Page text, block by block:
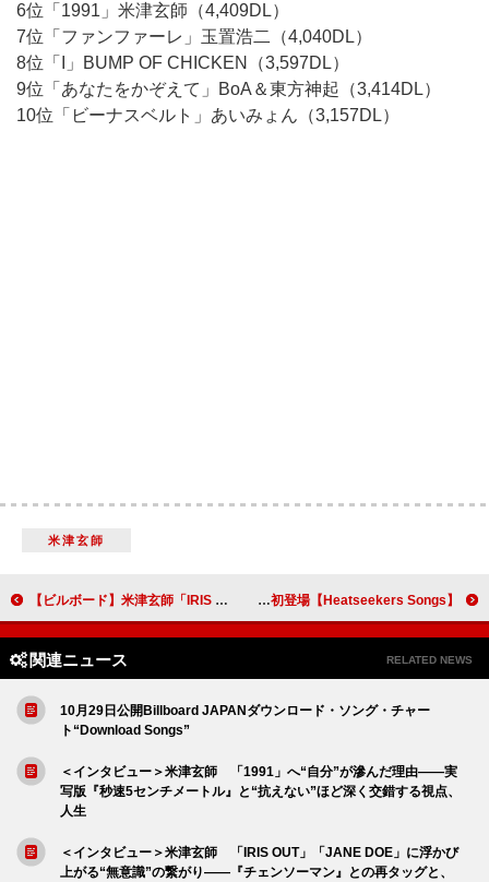
6位「1991」米津玄師（4,409DL）
7位「ファンファーレ」玉置浩二（4,040DL）
8位「I」BUMP OF CHICKEN（3,597DL）
9位「あなたをかぞえて」BoA＆東方神起（3,414DL）
10位「ビーナスベルト」あいみょん（3,157DL）
米津玄師
【ビルボード】米津玄師「IRIS OUT」ストリーミング・ソング6連覇 櫻坂46が3作ぶりトップ10入り 【Heatseekers Songs】セカンドバッカー「犬とバカ猫」4連覇 KUROMI／にしな初登場
関連ニュース RELATED NEWS
10月29日公開Billboard JAPANダウンロード・ソング・チャー
ト“Download Songs”
＜インタビュー＞米津玄師 「1991」へ“自分”が滲んだ理由――実
写版『秒速5センチメートル』と“抗えない”ほど深く交錯する視点、
人生
＜インタビュー＞米津玄師 「IRIS OUT」「JANE DOE」に浮かび
上がる“無意識”の繋がり――『チェンソーマン』との再タッグと、